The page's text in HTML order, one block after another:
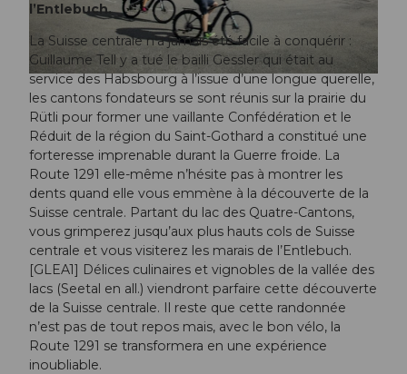
© Switzerland Tourism / Nico Schaerer
l’Entlebuch.
La Suisse centrale n’a jamais été facile à conquérir :
Guillaume Tell y a tué le bailli Gessler qui était au
service des Habsbourg à l’issue d’une longue querelle,
les cantons fondateurs se sont réunis sur la prairie du
Rütli pour former une vaillante Confédération et le
Réduit de la région du Saint-Gothard a constitué une
forteresse imprenable durant la Guerre froide. La
Route 1291 elle-même n’hésite pas à montrer les
dents quand elle vous emmène à la découverte de la
Suisse centrale. Partant du lac des Quatre-Cantons,
vous grimperez jusqu’aux plus hauts cols de Suisse
centrale et vous visiterez les marais de l’Entlebuch.
[GLEA1] Délices culinaires et vignobles de la vallée des
lacs (Seetal en all.) viendront parfaire cette découverte
de la Suisse centrale. Il reste que cette randonnée
n’est pas de tout repos mais, avec le bon vélo, la
Route 1291 se transformera en une expérience
inoubliable.